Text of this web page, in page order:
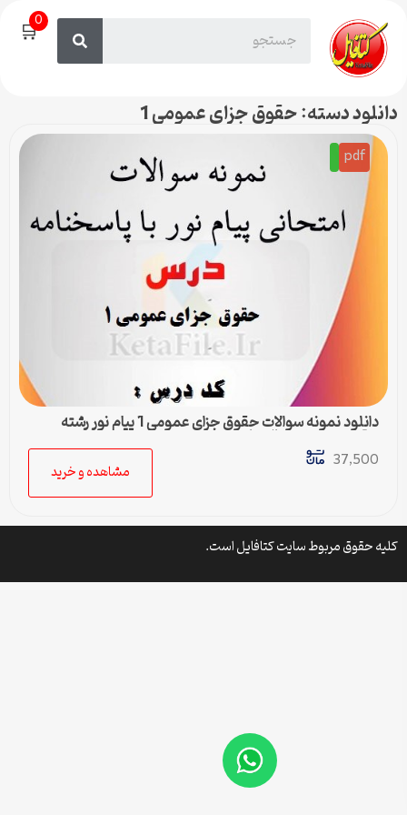
🛒0
دانلود دسته: حقوق جزای عمومی 1
pdf
دانلود نمونه سوالات حقوق جزای عمومی 1 پیام نور رشته
حقوق همه نیمسال ها
37,500
مشاهده و خرید
کلیه حقوق مربوط سایت کتافایل است.